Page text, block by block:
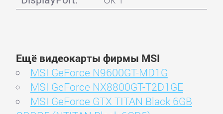
Ещё видеокарты фирмы MSI
MSI GeForce N9600GT-MD1G
MSI GeForce NX8800GT-T2D1GE
MSI GeForce GTX TITAN Black 6GB